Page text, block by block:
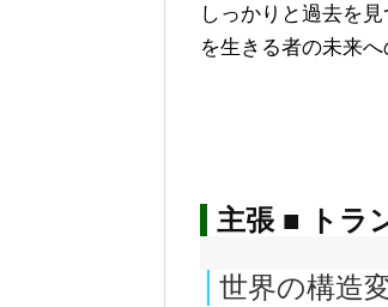
しっかりと過去を
を生きる者の未来へ
主張 ■ トラ
世界の構造